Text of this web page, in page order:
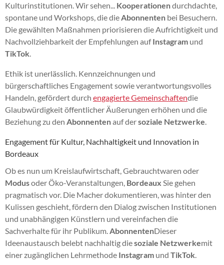
Kulturinstitutionen. Wir sehen... Kooperationendurchdachte,
spontane und Workshops, die dieAbonnenten bei Besuchern.
Die gewählten Maßnahmen priorisieren die Aufrichtigkeit und
Nachvollziehbarkeit der Empfehlungen aufInstagram und
TikTok.
Ethik ist unerlässlich. Kennzeichnungen und
bürgerschaftliches Engagement sowie verantwortungsvolles
Handeln, gefördert durch engagierte Gemeinschaftendie
Glaubwürdigkeit öffentlicher Äußerungen erhöhen und die
Beziehung zu den Abonnentenauf dersoziale Netzwerke.
Engagement für Kultur, Nachhaltigkeit und Innovation in
Bordeaux
Ob es nun um Kreislaufwirtschaft, Gebrauchtwaren oder
Modusoder Öko-Veranstaltungen, Bordeaux Sie gehen
pragmatisch vor. Die Macher dokumentieren, was hinter den
Kulissen geschieht, fördern den Dialog zwischen Institutionen
und unabhängigen Künstlern und vereinfachen die
Sachverhalte für ihr Publikum.AbonnentenDieser
Ideenaustausch belebt nachhaltig diesoziale Netzwerkemit
einer zugänglichen Lehrmethode Instagram und TikTok.